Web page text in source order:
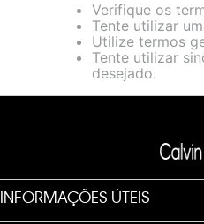
Cookies acesse o link.
Verifique os
Tente utilizar
Utilize termos
Tente utilizar
desejado.
INFORMAÇÕES ÚTEIS